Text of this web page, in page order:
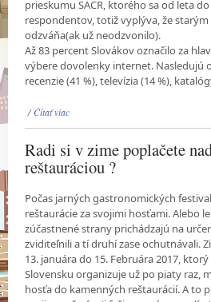
prieskumu SACR, ktorého sa od leta
respondentov, totiž vyplýva, že
odzváňa(ak už neodzvonilo).
Až 83 percent Slovákov označilo za
výbere dovolenky internet. Nasledujú
recenzie (41 %), televízia (14 %),
/Čítať viac
Radi si v zime poplačete
reštauráciou ?
Počas jarných gastronomických
reštaurácie za svojimi hosťami. Alebo
zúčastnené strany prichádzajú na
zviditeľnili a tí druhí zase ochutnávali.
13. januára do 15. Februára 2017,
Slovensku organizuje už po piaty raz,
hosťa do kamenných reštaurácií. A to